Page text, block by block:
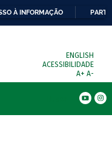
À INFORMAÇÃO
ENGLISH
ACESSIBILIDADE
A+ A-